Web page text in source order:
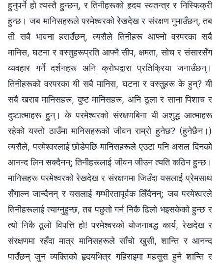
हुनुपर्ने हो त्यस्तै हुन्छन्, र तिनीहरूको हृदय स्वतन्त्र र निस्फिक्री
हुन्छ। जब मानिसहरूले परमेश्‍वरको रेखदेख र संरक्षण गुमाउँछन्, तब
ती सबै भावना हराउँछन्, त्यसैले तिनीहरू आफ्नो वरपरका सबै
मानिस, घटना र वस्तुहरूप्रति आफ्नै सीप, क्षमता, सोच र संसारसँग
व्यवहार गर्ने दर्शनहरू अनि क्रोधद्वारा प्रतिक्रिया जनाउँछन्।
तिनीहरूको वरपरका यी सबै मानिस, घटना र वस्तुहरू के हुन्? यी
सबै खराब मानिसहरू, दुष्ट मानिसहरू, अनि ठूला र साना पिशाच र
दुष्टात्माहरू हुन्। के परमेश्‍वरको संरक्षणबिना यी अशुद्ध आत्माहरू
रहेको यस्तो ठाउँमा मानिसहरूको जीवन राम्रो हुनेछ? (हुनेछैन।)
त्यसैले, परमेश्‍वरलाई छोडेपछि मानिसहरूले एउटा पनि असल दिनको
आनन्द लिन सक्दैनन्; तिनीहरूलाई जीवन जीउन त्यति कठिन हुन्छ।
मानिसहरू परमेश्‍वरको रेखदेख र संरक्षणमा जिउँदा यसलाई प्रेमसाथ
सँगाल्न जान्दैनन् र यसलाई गम्भीरतापूर्वक लिँदैनन्; जब परमेश्‍वरले
तिनीहरूलाई त्याग्नुहुन्छ, तब पछुतो गर्न निकै ढिलो भइसकेको हुन्छ र
त्यो निकै ठूलो विपत्ति हो! परमेश्‍वरको योजनाबद्ध कार्य, रेखदेख र
संरक्षणमा रहँदा मात्र मानिसहरूले साँचो खुसी, शान्ति र आनन्द
पाउँछन् जुन व्यक्तिको हृदयभित्र गहिराइमा महसुस हुने शान्ति र